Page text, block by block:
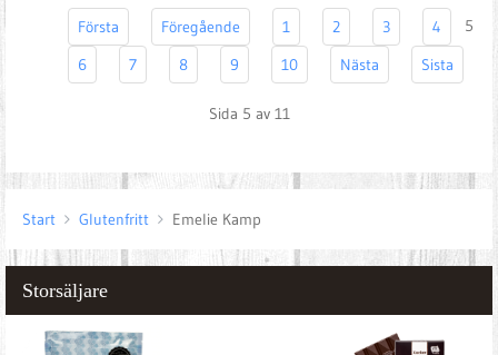
Första Föregående 1 2 3 4
5
6
7 8 9 10 Nästa Sista
Sida 5 av 11
Start Glutenfritt Emelie Kamp
Storsäljare